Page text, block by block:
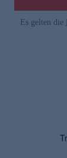
Es gelten die